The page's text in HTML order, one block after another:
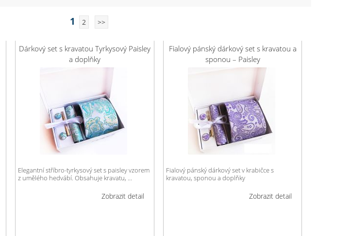
1 2 >>
Dárkový set s kravatou Tyrkysový Paisley
a doplňky
Elegantní stříbro-tyrkysový set s paisley vzorem
z umělého hedvábí. Obsahuje kravatu, ...
Zobrazit detail
Fialový pánský dárkový set s kravatou a
sponou – Paisley
Fialový pánský dárkový set v krabičce s
kravatou, sponou a doplňky
Zobrazit detail